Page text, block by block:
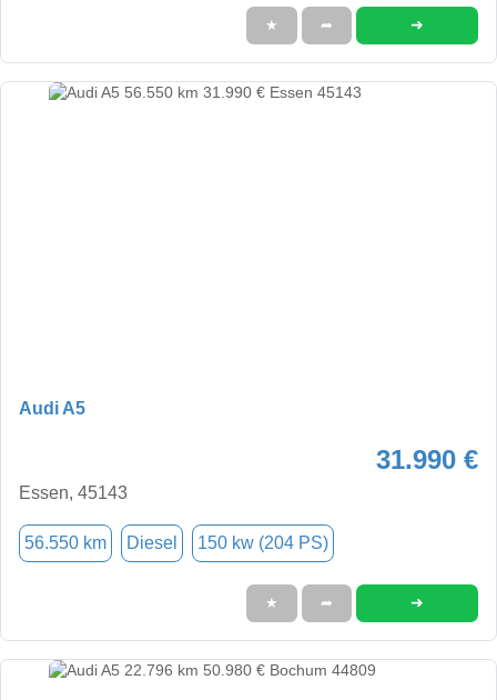
★ ➦ ➜
Audi A5
31.990 €
Essen, 45143
56.550 km Diesel 150 kw (204 PS)
★ ➦ ➜